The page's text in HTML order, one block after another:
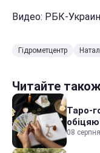
Видео: РБК-
Гідрометцентр
Читайте
Таро-
08